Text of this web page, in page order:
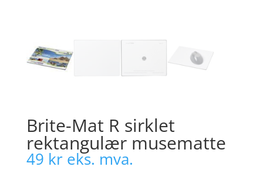
Brite-Mat R sirklet
rektangulær musematte
49 kr eks. mva.